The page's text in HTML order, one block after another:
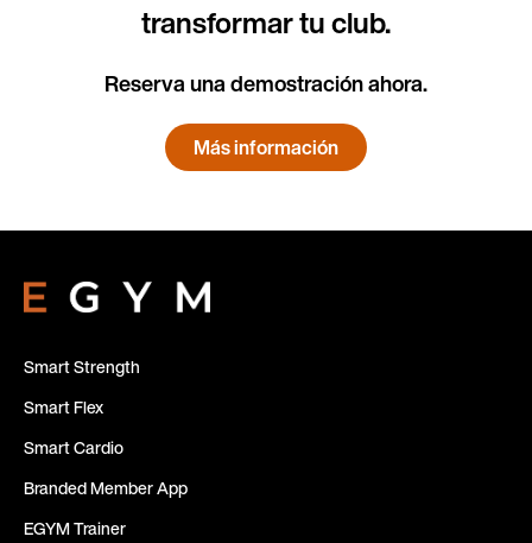
transformar tu club.
Reserva una demostración ahora.
Más información
Smart Strength
Smart Flex
Smart Cardio
Branded Member App
EGYM Trainer